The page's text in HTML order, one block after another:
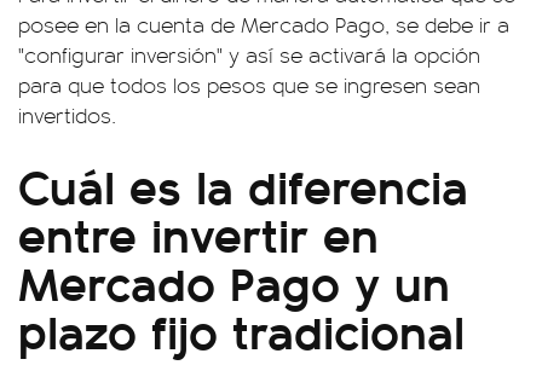
posee en la cuenta de Mercado Pago, se debe ir a
"configurar inversión" y así se activará la opción
para que todos los pesos que se ingresen sean
invertidos.
Cuál es la diferencia
entre invertir en
Mercado Pago y un
plazo fijo tradicional